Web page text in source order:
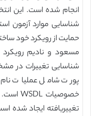
انجام شده است. این
شناسایی موارد آزمون
حمایت از رویکرد خود
مسعود و نادیم رویکرد
پورت شامل عملیات
تغییریافته ایجاد شده